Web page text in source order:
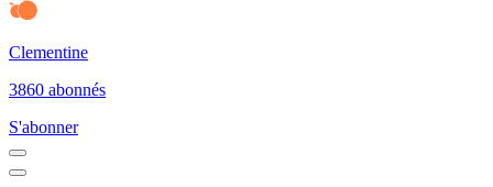
Clementine
3860 abonnés
S'abonner